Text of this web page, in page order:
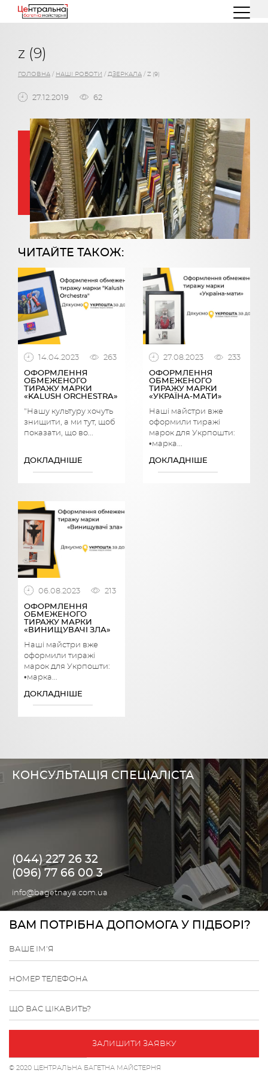
z (9)
ГОЛОВНА / НАШІ РОБОТИ / ДЗЕРКАЛА / Z (9)
27.12.2019 62
ЧИТАЙТЕ ТАКОЖ:
14.04.2023
263
ОФОРМЛЕННЯ
ОБМЕЖЕНОГО
ТИРАЖУ МАРКИ
«KALUSH ORCHESTRA»
"Нашу культуру хочуть
знищити, а ми тут, щоб
показати, що во...
ДОКЛАДНІШЕ
27.08.2023
233
ОФОРМЛЕННЯ
ОБМЕЖЕНОГО
ТИРАЖУ МАРКИ
«УКРАЇНА-МАТИ»
Наші майстри вже
оформили тиражі
марок для Укрпошти:
•марка...
ДОКЛАДНІШЕ
06.08.2023
213
ОФОРМЛЕННЯ
ОБМЕЖЕНОГО
ТИРАЖУ МАРКИ
«ВИНИЩУВАЧІ ЗЛА»
Наші майстри вже
оформили тиражі
марок для Укрпошти:
•марка...
ДОКЛАДНІШЕ
КОНСУЛЬТАЦІЯ СПЕЦІАЛІСТА
(044) 227 26 32
(096) 77 66 00 3
info@bagetnaya.com.ua
ВАМ ПОТРІБНА ДОПОМОГА У ПІДБОРІ?
ВАШЕ ІМ'Я
НОМЕР ТЕЛЕФОНА
ЩО ВАС ЦІКАВИТЬ?
ЗАЛИШИТИ ЗАЯВКУ
© 2020 ЦЕНТРАЛЬНА БАГЕТНА МАЙСТЕРНЯ